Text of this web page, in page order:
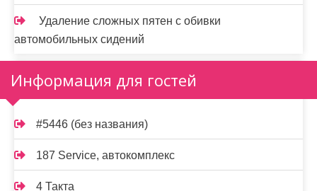
Удаление сложных пятен с обивки
автомобильных сидений
Информация для гостей
#5446 (без названия)
187 Service, автокомплекс
4 Такта